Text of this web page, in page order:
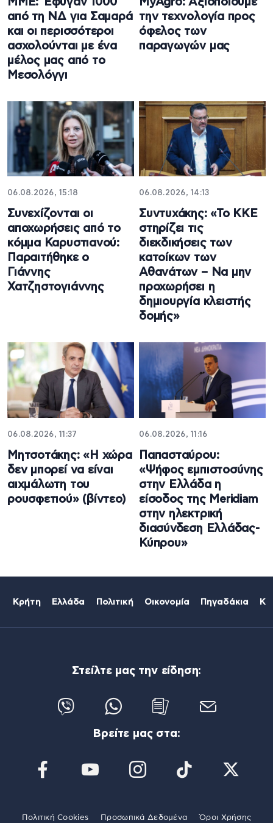
από τη ΝΔ για Σαμαρά
και οι περισσότεροι
ασχολούνται με ένα
μέλος μας από το
Μεσολόγγι
την τεχνολογία προς
όφελος των
παραγωγών μας
06.08.2026, 15:18
Συνεχίζονται οι
αποχωρήσεις από το
κόμμα Καρυστιανού:
Παραιτήθηκε ο
Γιάννης
Χατζηστογιάννης
06.08.2026, 14:13
Συντυχάκης: «Το ΚΚΕ
στηρίζει τις
διεκδικήσεις των
κατοίκων των
Αθανάτων – Να μην
προχωρήσει η
δημιουργία κλειστής
δομής»
06.08.2026, 11:37
Μητσοτάκης: «Η χώρα
δεν μπορεί να είναι
αιχμάλωτη του
ρουσφετιού» (βίντεο)
06.08.2026, 11:16
Παπασταύρου:
«Ψήφος εμπιστοσύνης
στην Ελλάδα η
είσοδος της Meridiam
στην ηλεκτρική
διασύνδεση Ελλάδας-
Κύπρου»
Κρήτη Ελλάδα Πολιτική Οικονομία Πηγαδάκια
Στείλτε μας την είδηση:
Βρείτε μας στα:
Πολιτική Cookies Προσωπικά Δεδομένα Όροι Χρήσης